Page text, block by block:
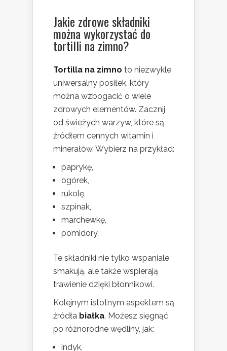
Jakie zdrowe składniki
można wykorzystać do
tortilli na zimno?
Tortilla na zimno to niezwykle
uniwersalny posiłek, który
można wzbogacić o wiele
zdrowych elementów. Zacznij
od świeżych warzyw, które są
źródłem cennych witamin i
minerałów. Wybierz na przykład:
paprykę,
ogórek,
rukolę,
szpinak,
marchewkę,
pomidory.
Te składniki nie tylko wspaniale
smakują, ale także wspierają
trawienie dzięki błonnikowi.
Kolejnym istotnym aspektem są
źródła białka. Możesz sięgnąć
po różnorodne wędliny, jak:
indyk,